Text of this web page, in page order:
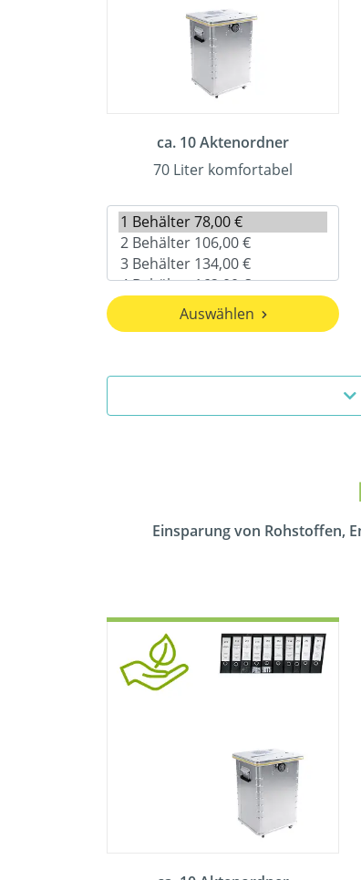
ca. 10 Aktenordner
70 Liter komfortabel
Auswählen
Einsparung von Rohstoffen,